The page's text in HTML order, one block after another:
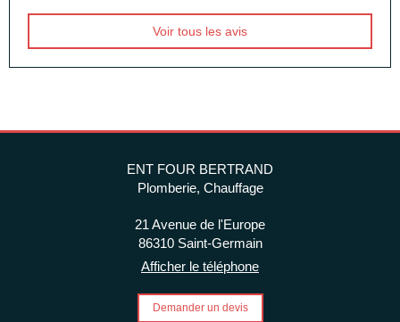
Voir tous les avis
ENT FOUR BERTRAND
Plomberie, Chauffage
21 Avenue de l'Europe
86310 Saint-Germain
Afficher le téléphone
Demander un devis